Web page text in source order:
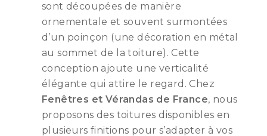
sont découpées de manière
ornementale et souvent surmontées
d’un poinçon (une décoration en métal
au sommet de la toiture). Cette
conception ajoute une verticalité
élégante qui attire le regard. Chez
Fenêtres et Vérandas de France, nous
proposons des toitures disponibles en
plusieurs finitions pour s’adapter à vos